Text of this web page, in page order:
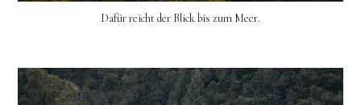
Dafür reicht der Blick bis zum Meer.